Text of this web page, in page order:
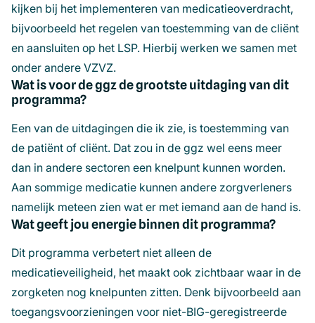
kijken bij het implementeren van medicatieoverdracht,
bijvoorbeeld het regelen van toestemming van de cliënt
en aansluiten op het LSP. Hierbij werken we samen met
onder andere VZVZ.
Wat is voor de ggz de grootste uitdaging van dit
programma?
Een van de uitdagingen die ik zie, is toestemming van
de patiënt of cliënt. Dat zou in de ggz wel eens meer
dan in andere sectoren een knelpunt kunnen worden.
Aan sommige medicatie kunnen andere zorgverleners
namelijk meteen zien wat er met iemand aan de hand is.
Wat geeft jou energie binnen dit programma?
Dit programma verbetert niet alleen de
medicatieveiligheid, het maakt ook zichtbaar waar in de
zorgketen nog knelpunten zitten. Denk bijvoorbeeld aan
toegangsvoorzieningen voor niet-BIG-geregistreerde